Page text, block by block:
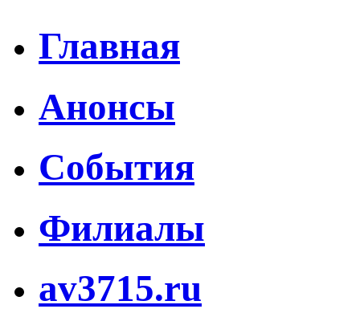
Главная
Анонсы
События
Филиалы
av3715.ru